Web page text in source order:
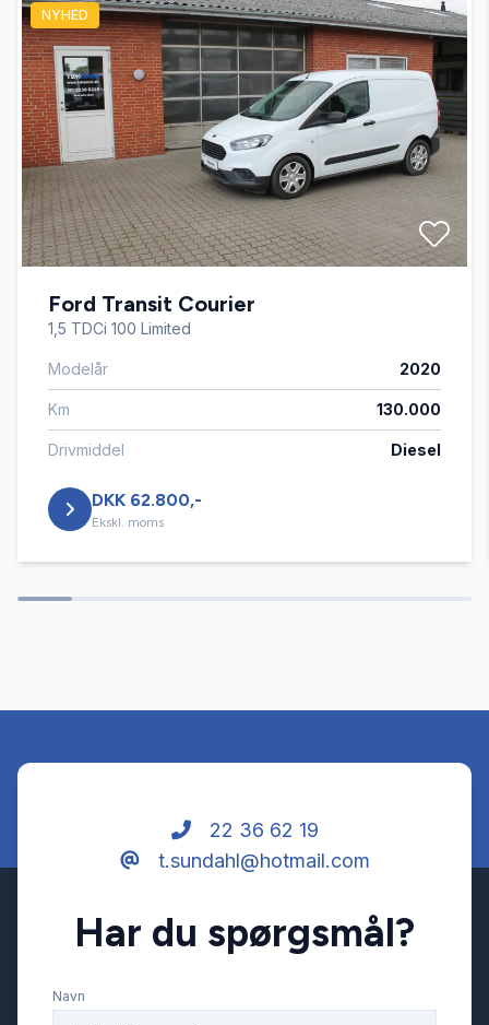
El-spejle
Fjernbetjent centrallås
Infocenter
Sædevarme
NYHED
Ford Transit Courier
1,5 TDCi 100 Limited
Modelår 2020
Km 130.000
Drivmiddel Diesel
DKK 62.800,-
Ekskl. moms
22 36 62 19
t.sundahl@hotmail.com
Har du spørgsmål?
Navn